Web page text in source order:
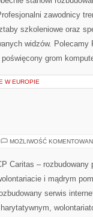
zawodnicy
szkoleniowe oraz
widzów.
grom
W EUROPIE
MOŻLIWOŚĆ
Caritas – rozbudowany
i mądrym
serwis